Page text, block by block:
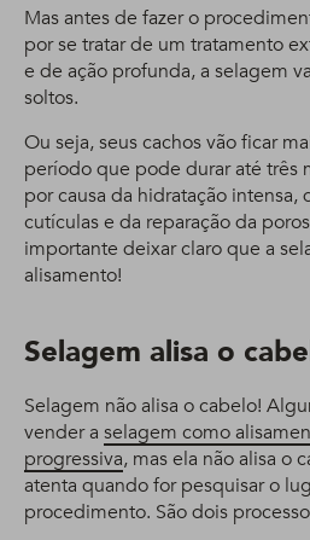
Mas antes de fazer o
por se tratar de um tratamento
e de ação profunda, a selagem
soltos.
Ou seja, seus cachos vão ficar
período que pode durar até três
por causa da hidratação intensa,
cutículas e da reparação da
importante deixar claro que a
alisamento!
Selagem alisa o
Selagem não alisa o cabelo!
vender a selagem como
progressiva, mas ela não alisa o
atenta quando for pesquisar o
procedimento. São dois